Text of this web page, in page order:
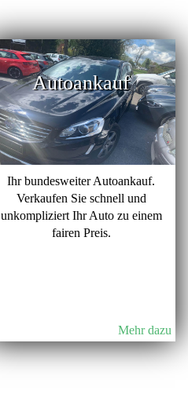
Autoankauf
Ihr bundesweiter Autoankauf.
Verkaufen Sie schnell und
unkompliziert Ihr Auto zu einem
fairen Preis.
Mehr dazu